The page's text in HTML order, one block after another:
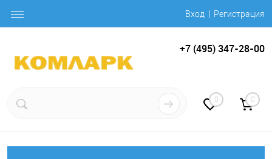
Вход Регистрация
+7 (495) 347-28-00
0 0